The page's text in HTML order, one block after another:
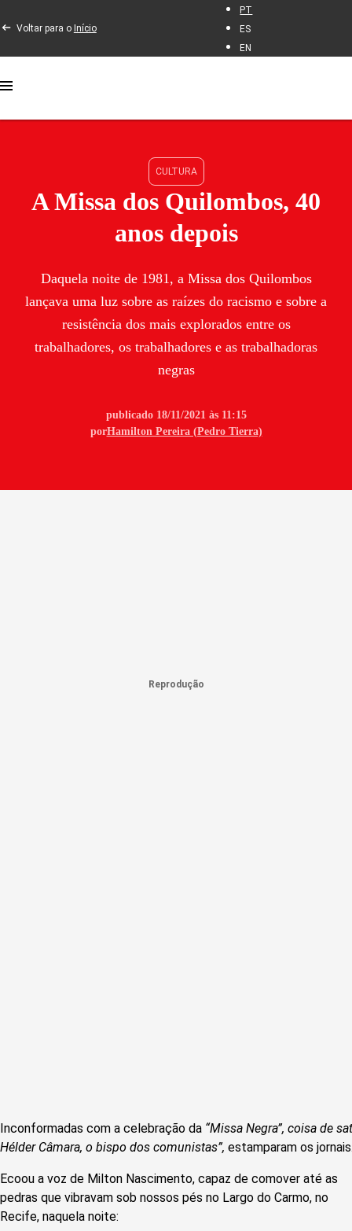
Voltar para o Início
PT
ES
EN
CULTURA
A Missa dos Quilombos, 40
anos depois
Daquela noite de 1981, a Missa dos Quilombos
lançava uma luz sobre as raízes do racismo e sobre a
resistência dos mais explorados entre os
trabalhadores, os trabalhadores e as trabalhadoras
negras
publicado 18/11/2021 às 11:15
porHamilton Pereira (Pedro Tierra)
Reprodução
Inconformadas com a celebração da “Missa Negra”, coisa de
Hélder Câmara, o bispo dos comunistas”, estamparam os
Ecoou a voz de Milton Nascimento, capaz de comover até as
pedras que vibravam sob nossos pés no Largo do Carmo, no
Recife, naquela noite: